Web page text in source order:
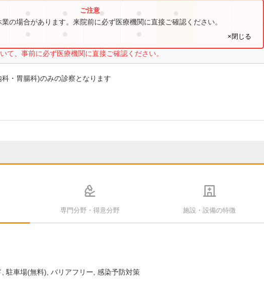
●
て、事前に必ず医療機関に直接ご確認ください。
の場合があります。来院前に必ず医療機関に直接ご確認ください。
×閉じる
・胃腸科)のみの診察となります
専門分野・得意分野 施設・設備の特徴
駐車場(無料) バリアフリー 感染予防対策